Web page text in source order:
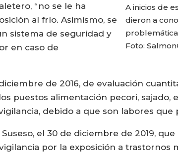
A inicios de
dieron a
Foto:
“no se le ha
al frío. Asimismo, se
sistema de seguridad y
en caso de
de 2016, de evaluación
puestos alimentación pecori, sajado,
debido a que son labores que
el 30 de diciembre de 2019,
por la exposición a trastornos